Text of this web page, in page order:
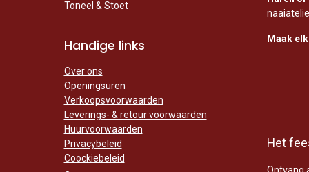
Toneel & Stoet
Handige links
Over ons
Openingsuren
Verkoopsvoorwaarden
Leverings- & retour voorwaarden
Huurvoorwaarden
Privacybeleid
Coockiebeleid
Maak
Het